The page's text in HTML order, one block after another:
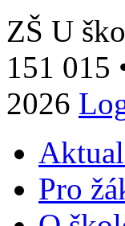
ZŠ U
151 015
2026
Pro